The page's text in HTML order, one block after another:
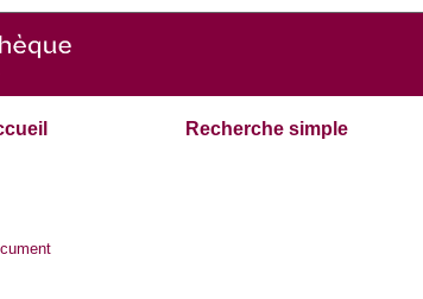
Recherche simple